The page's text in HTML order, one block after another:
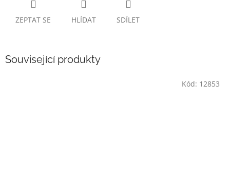
ZEPTAT SE HLÍDAT SDÍLET
Související produkty
Kód: 12853